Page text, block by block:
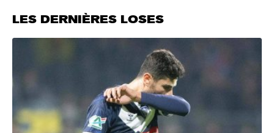
LES DERNIÈRES LOSES